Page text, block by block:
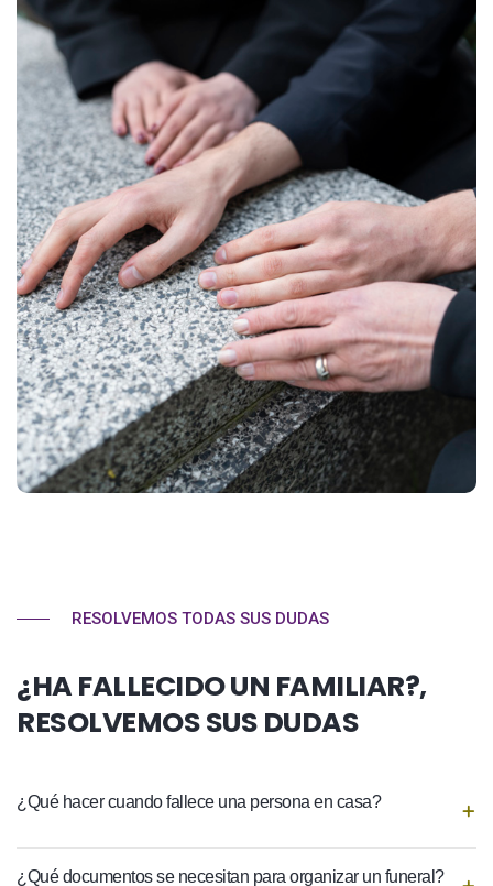
RESOLVEMOS TODAS SUS DUDAS
¿HA FALLECIDO UN FAMILIAR?,
RESOLVEMOS SUS DUDAS
¿Qué hacer cuando fallece una persona en casa?
¿Qué documentos se necesitan para organizar un funeral?